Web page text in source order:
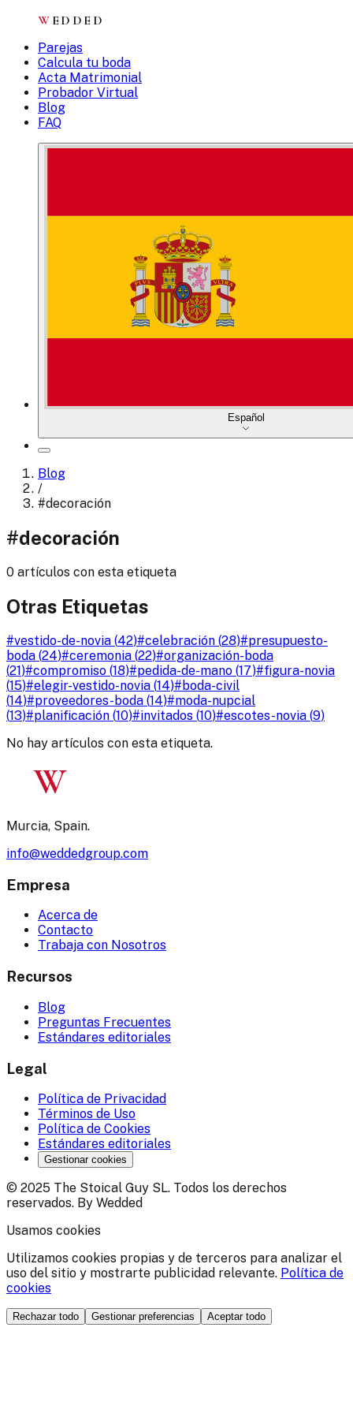
W EDDED
Parejas
Calcula tu boda
Acta Matrimonial
Probador Virtual
Blog
FAQ
Español
Blog
/
#decoración
#decoración
0 artículos con esta etiqueta
Otras Etiquetas
#vestido-de-novia (42)#celebración (28)#presupuesto-
boda (24)#ceremonia (22)#organización-boda
(21)#compromiso (18)#pedida-de-mano (17)#figura-novia
(15)#elegir-vestido-novia (14)#boda-civil
(14)#proveedores-boda (14)#moda-nupcial
(13)#planificación (10)#invitados (10)#escotes-novia (9)
No hay artículos con esta etiqueta.
W
Murcia, Spain.
info@weddedgroup.com
Empresa
Acerca de
Contacto
Trabaja con Nosotros
Recursos
Blog
Preguntas Frecuentes
Estándares editoriales
Legal
Política de Privacidad
Términos de Uso
Política de Cookies
Estándares editoriales
Gestionar cookies
© 2025 The Stoical Guy SL. Todos los derechos
reservados. By Wedded
Usamos cookies
Utilizamos cookies propias y de terceros para analizar el
uso del sitio y mostrarte publicidad relevante. Política de
cookies
Rechazar todo Gestionar preferencias Aceptar todo